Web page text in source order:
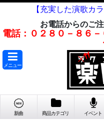
【充実した演歌カ
お電話からのご
電話：０２８０－８６
メニュー
新曲 商品カテゴリ イベント